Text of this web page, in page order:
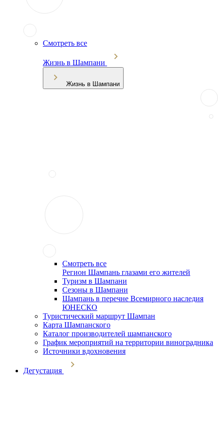
Смотреть все
Жизнь в Шампани
Жизнь в Шампани
Смотреть все
Регион Шампань глазами его жителей
Туризм в Шампани
Сезоны в Шампани
Шампань в перечне Всемирного наследия
ЮНЕСКО
Туристический маршрут Шампан
Карта Шампанского
Каталог производителей шампанского
График мероприятий на территории виноградника
Источники вдохновения
Дегустация